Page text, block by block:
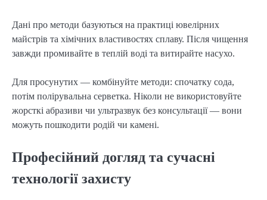
Дані про методи базуються на практиці ювелірних
майстрів та хімічних властивостях сплаву. Після чищення
завжди промивайте в теплій воді та витирайте насухо.
Для просунутих — комбінуйте методи: спочатку сода,
потім полірувальна серветка. Ніколи не використовуйте
жорсткі абразиви чи ультразвук без консультації — вони
можуть пошкодити родій чи камені.
Професійний догляд та сучасні
технології захисту